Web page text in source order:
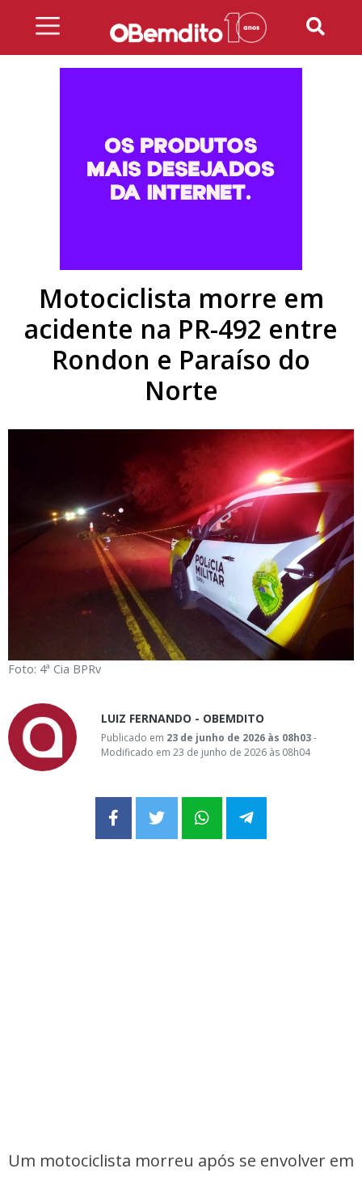
Motociclista morre em
acidente na PR-492 entre
Rondon e Paraíso do
Norte
Foto: 4ª Cia BPRv
LUIZ FERNANDO - OBEMDITO
Publicado em 23 de junho de 2026 às 08h03-
Modificado em 23 de junho de 2026 às 08h04
Um motociclista morreu após se envolver em